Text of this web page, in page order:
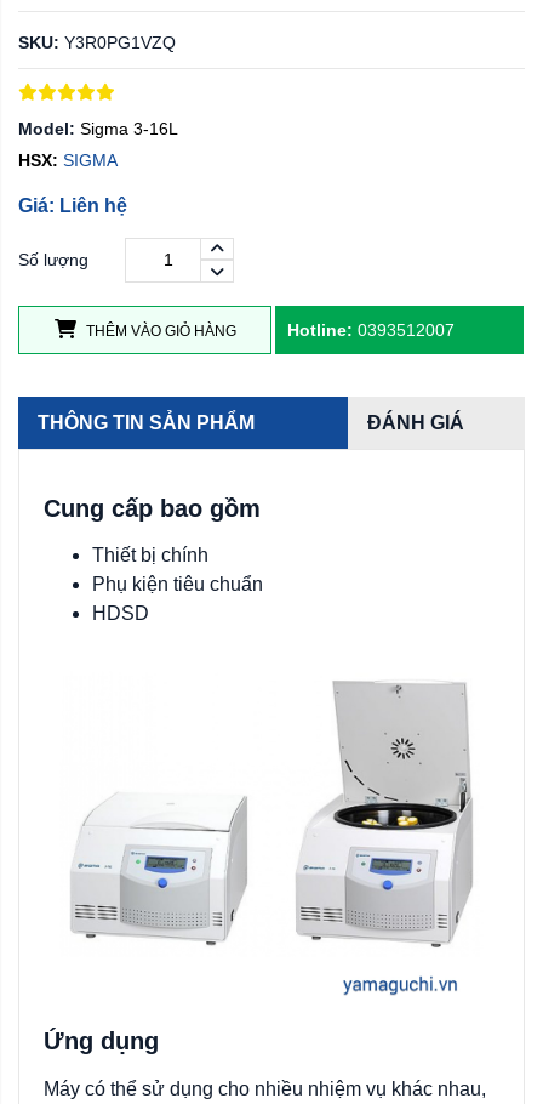
SKU: Y3R0PG1VZQ
Model: Sigma 3-16L
HSX: SIGMA
Giá: Liên hệ
Số lượng
THÊM VÀO GIỎ HÀNG Hotline: 0393512007
THÔNG TIN SẢN PHẨM ĐÁNH GIÁ
Cung cấp bao gồm
Thiết bị chính
Phụ kiện tiêu chuẩn
HDSD
Ứng dụng
Máy có thể sử dụng cho nhiều nhiệm vụ khác nhau,